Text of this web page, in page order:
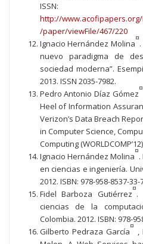
ISSN:
http://
/paper/viewFile/467/220
Ignacio Hernández Molina
¤
nuevo paradigma de
sociedad moderna”.
2013. ISSN 2035-7982.
Pedro Antonio Díaz Gómez
¤
Heel of Information
Verizon’s Data Breach
in Computer Science,
Computing
Ignacio Hernández Molina
¤
en ciencias e ingeniería.
2012. ISBN: 978-958-8537-33-
Fidel Barboza Gutiérrez
¤
.
ciencias de la
Colombia. 2012. ISBN: 978-
Gilberto Pedraza García
¤
,